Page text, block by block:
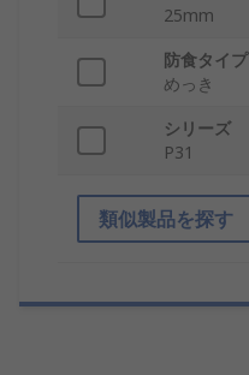
25mm
防食タイプ
めっき
シリーズ
P31
類似製品を探す